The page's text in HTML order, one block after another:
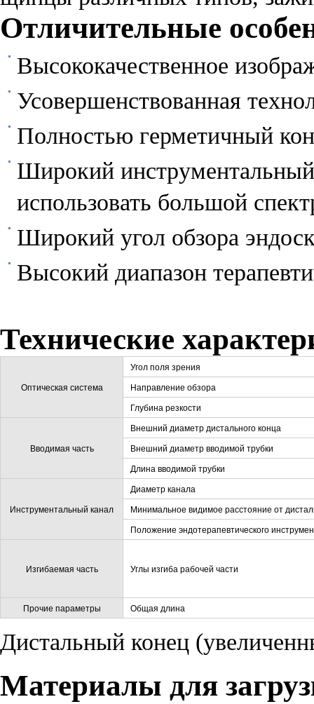
Отличительные
Высококачественное
Усовершенствованная
Полностью герметичный
Широкий
использовать большой
Широкий угол обзора
Высокий диапазон
Технические
Оптическая система
Угол поля зрения
Направление обзора
Глубина резкости
Вводимая часть
Внешний диаметр дистального конца
Внешний диаметр вводимой трубки
Длина вводимой трубки
Инструментальный канал
Диаметр канала
Минимальное видимое расстояние от
Положение эндотерапевтического
Изгибаемая часть Углы изгиба рабочей части
Прочие параметры Общая длина
Дистальный конец
Материалы для